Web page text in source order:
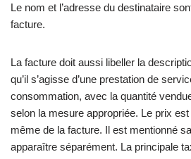
Le nom et l’adresse du destinataire
facture.
La facture doit aussi libeller la
qu’il s’agisse d’une prestation de
consommation, avec la quantité
selon la mesure appropriée. Le prix
même de la facture. Il est mentionné
apparaître séparément. La principale